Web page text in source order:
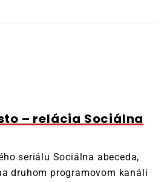
– relácia Sociálna
seriálu Sociálna abeceda,
druhom programovom kanáli